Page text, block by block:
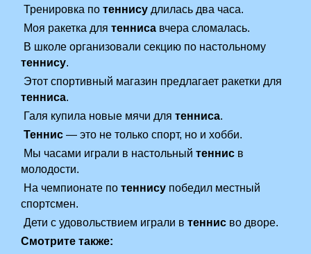
Тренировка потеннису длилась два часа.
Моя ракетка длятенниса вчера сломалась.
В школе организовали секцию по настольному
теннису.
Этот спортивный магазин предлагает ракетки для
тенниса.
Галя купила новые мячи длятенниса.
Теннис— это не только спорт, но и хобби.
Мы часами играли в настольныйтеннис в
молодости.
На чемпионате потеннису победил местный
спортсмен.
Дети с удовольствием играли втеннис во дворе.
Смотрите также: